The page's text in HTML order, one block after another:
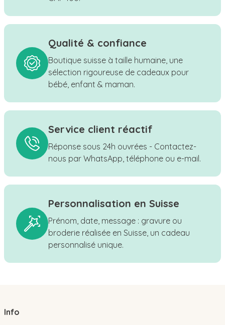
Qualité & confiance
Boutique suisse à taille humaine, une
sélection rigoureuse de cadeaux pour
bébé, enfant & maman.
Service client réactif
Réponse sous 24h ouvrées - Contactez-
nous par WhatsApp, téléphone ou e-mail.
Personnalisation en Suisse
Prénom, date, message : gravure ou
broderie réalisée en Suisse, un cadeau
personnalisé unique.
Info